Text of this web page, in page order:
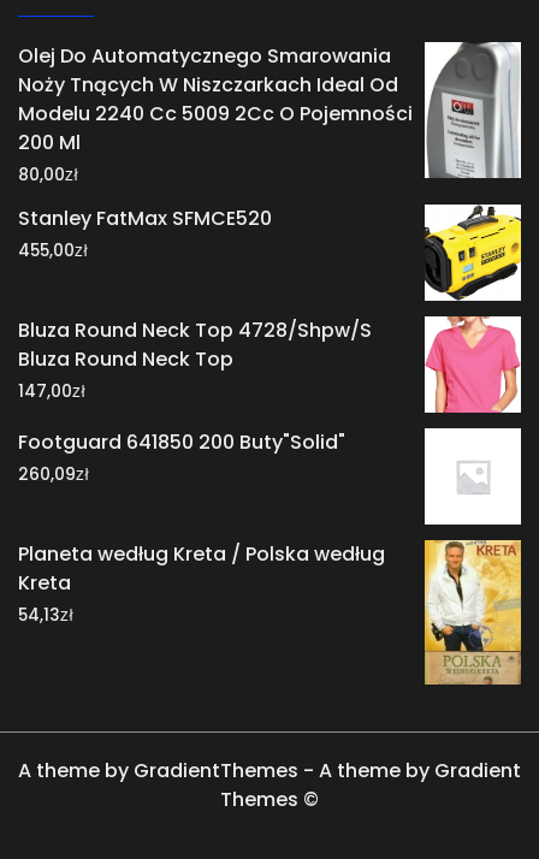
Olej Do Automatycznego Smarowania
Noży Tnących W Niszczarkach Ideal Od
Modelu 2240 Cc 5009 2Cc O Pojemności
200 Ml
80,00zł
Stanley FatMax SFMCE520
455,00zł
Bluza Round Neck Top 4728/Shpw/S
Bluza Round Neck Top
147,00zł
Footguard 641850 200 Buty"Solid"
260,09zł
Planeta według Kreta / Polska według
Kreta
54,13zł
A theme by GradientThemes - A theme by Gradient
Themes ©